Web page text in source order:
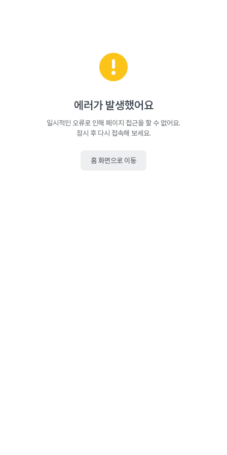
에러가 발생했어요
일시적인 오류로 인해 페이지 접근을 할 수 없어요.
잠시 후 다시 접속해 보세요.
홈 화면으로 이동